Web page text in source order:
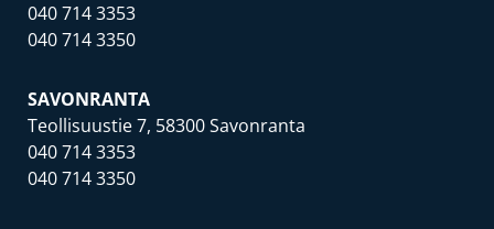
040 714 3353
040 714 3350
SAVONRANTA
Teollisuustie 7, 58300 Savonranta
040 714 3353
040 714 3350